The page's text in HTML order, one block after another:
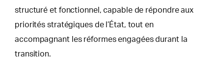
structuré et fonctionnel, capable de répondre aux
priorités stratégiques de l’État, tout en
accompagnant les réformes engagées durant la
transition.